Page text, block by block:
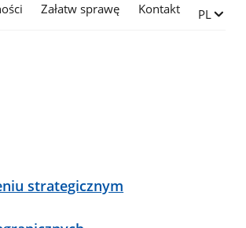
języka
Załatw sprawę Kontakt Zmień
PL
strategicznym